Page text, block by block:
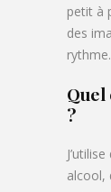
petit à
des
rythme.
Quel
?
alcool,